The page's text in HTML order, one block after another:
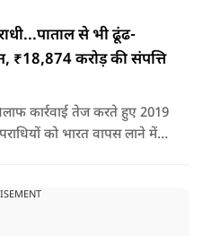
से भी ढूंढ-
₹18,874 करोड़ की संपत्ति
कार्रवाई तेज करते हुए 2019
को भारत वापस लाने में